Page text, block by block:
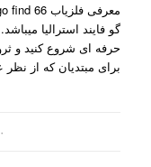
گو فایند استرالیا
حرفه ای شروع کنید و
برای مبتدیان که از
۰ دیدگاه